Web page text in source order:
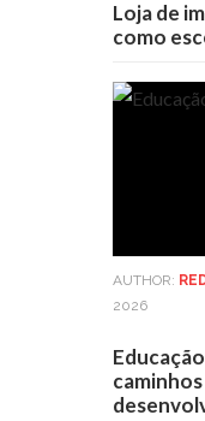
Loja de
como
AUTHOR:
2026